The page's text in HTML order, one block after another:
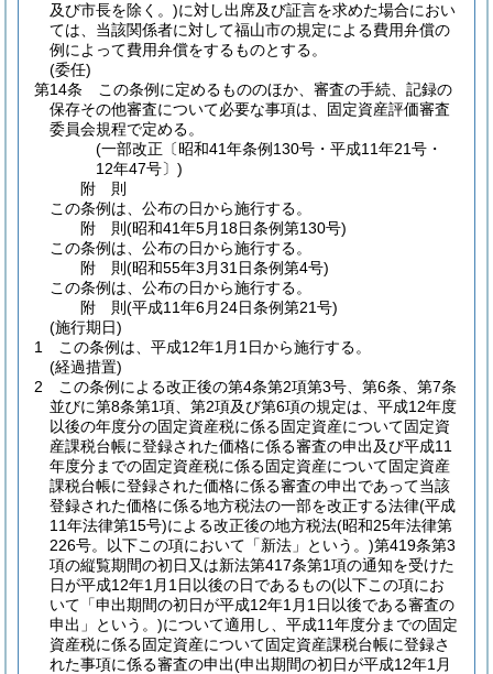
及び市長を除く。)に対し出席及び証言を求めた場合におい
ては、当該関係者に対して福山市の規定による費用弁償の
例によって費用弁償をするものとする。
(委任)
第14条
この条例に定めるもののほか、審査の手続、記録の
保存その他審査について必要な事項は、固定資産評価審査
委員会規程で定める。
(一部改正〔昭和41年条例130号・平成11年21号・
12年47号〕)
附 則
この条例は、公布の日から施行する。
附 則(昭和41年5月18日条例第130号)
この条例は、公布の日から施行する。
附 則(昭和55年3月31日条例第4号)
この条例は、公布の日から施行する。
附 則(平成11年6月24日条例第21号)
(施行期日)
1
この条例は、平成12年1月1日から施行する。
(経過措置)
2
この条例による改正後の第4条第2項第3号、第6条、第7条
並びに第8条第1項、第2項及び第6項の規定は、平成12年度
以後の年度分の固定資産税に係る固定資産について固定資
産課税台帳に登録された価格に係る審査の申出及び平成11
年度分までの固定資産税に係る固定資産について固定資産
課税台帳に登録された価格に係る審査の申出であって当該
登録された価格に係る地方税法の一部を改正する法律(平成
11年法律第15号)による改正後の地方税法(昭和25年法律第
226号。以下この項において「新法」という。)第419条第3
項の縦覧期間の初日又は新法第417条第1項の通知を受けた
日が平成12年1月1日以後の日であるもの(以下この項にお
いて「申出期間の初日が平成12年1月1日以後である審査の
申出」という。)について適用し、平成11年度分までの固定
資産税に係る固定資産について固定資産課税台帳に登録さ
れた事項に係る審査の申出(申出期間の初日が平成12年1月